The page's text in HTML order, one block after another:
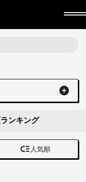
ンキング
人気順